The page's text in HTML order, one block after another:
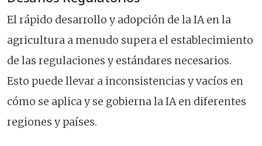
El rápido desarrollo y adopción de la IA en la
agricultura a menudo supera el establecimiento
de las regulaciones y estándares necesarios.
Esto puede llevar a inconsistencias y vacíos en
cómo se aplica y se gobierna la IA en diferentes
regiones y países.